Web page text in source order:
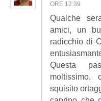
ORE 12:39
Qualche
amici, un
radicchio di
Questa
squisito